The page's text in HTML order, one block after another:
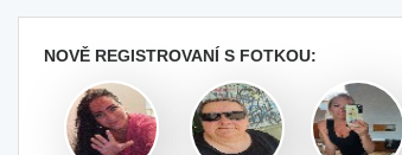
NOVĚ REGISTROVANÍ S FOTKOU: